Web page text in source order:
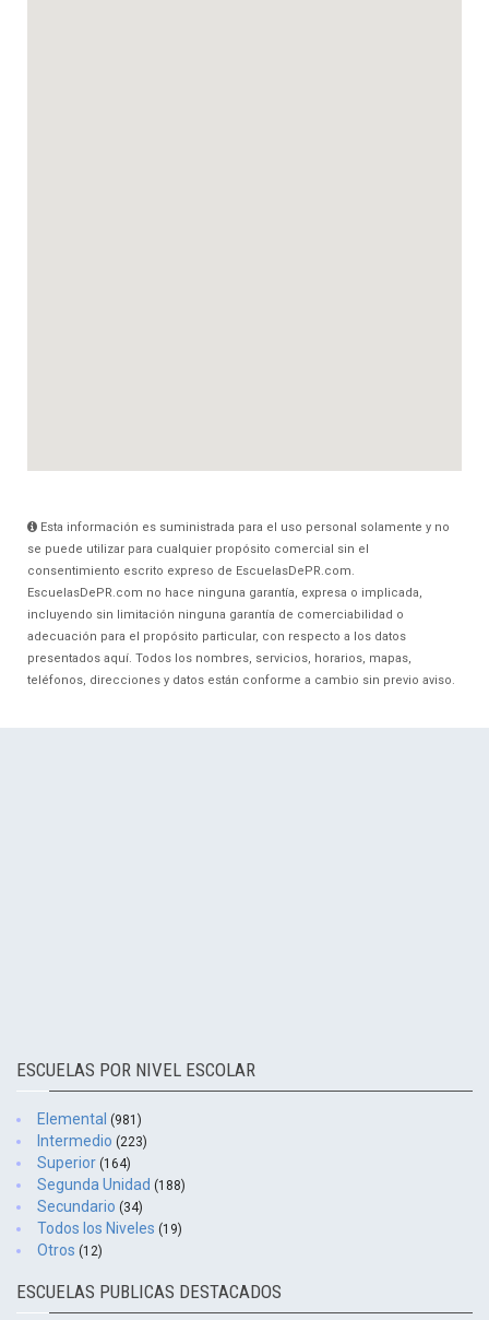
Esta información es suministrada para el uso personal solamente y no
se puede utilizar para cualquier propósito comercial sin el
consentimiento escrito expreso de EscuelasDePR.com.
EscuelasDePR.com no hace ninguna garantía, expresa o implicada,
incluyendo sin limitación ninguna garantía de comerciabilidad o
adecuación para el propósito particular, con respecto a los datos
presentados aquí. Todos los nombres, servicios, horarios, mapas,
teléfonos, direcciones y datos están conforme a cambio sin previo aviso.
ESCUELAS POR NIVEL ESCOLAR
Elemental (981)
Intermedio (223)
Superior (164)
Segunda Unidad (188)
Secundario (34)
Todos los Niveles (19)
Otros (12)
ESCUELAS PUBLICAS DESTACADOS